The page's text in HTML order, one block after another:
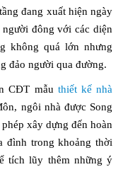
đang xuất hiện ngày
đông với các diện
không quá lớn nhưng
đảo người qua đường.
CĐT mẫu thiết kế nhà
ngôi nhà được Song
xây dựng đến hoàn
đình trong khoảng thời
tích lũy thêm những ý